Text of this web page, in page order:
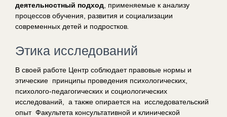
деятельностный подход , применяемые к анализу
процессов обучения, развития и социализации
современных детей и подростков
Этика исследований
В своей работе Центр соблюдает правовые нормы и
этические принципы проведения психологических,
психолого-педагогических и социологических
исследований, а также опирается на исследовательский
опыт Факультета консультативной и клинической